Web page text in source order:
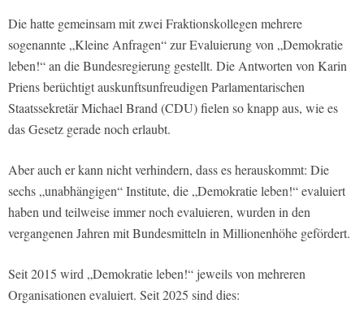
Die hatte gemeinsam mit zwei Fraktionskollegen mehrere
sogenannte „Kleine Anfragen“ zur Evaluierung von „Demokratie
leben!“ an die Bundesregierung gestellt. Die Antworten von Karin
Priens berüchtigt auskunftsunfreudigen Parlamentarischen
Staatssekretär Michael Brand (CDU) fielen so knapp aus, wie es
das Gesetz gerade noch erlaubt.
Aber auch er kann nicht verhindern, dass es herauskommt: Die
sechs „unabhängigen“ Institute, die „Demokratie leben!“ evaluiert
haben und teilweise immer noch evaluieren, wurden in den
vergangenen Jahren mit Bundesmitteln in Millionenhöhe gefördert.
Seit 2015 wird „Demokratie leben!“ jeweils von mehreren
Organisationen evaluiert. Seit 2025 sind dies: